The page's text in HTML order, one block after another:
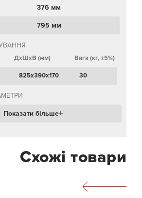
376 мм
795 мм
ДхШхВ (мм) Вага (кг, ±5%)
825х390х170 30
Показати більше
Схожі товари